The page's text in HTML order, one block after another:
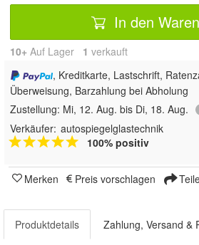
In den
10+ Auf Lager 1 verkauft
, Kreditkarte, Lastschrift,
Überweisung, Barzahlung bei Abholung
Zustellung: Mi, 12. Aug. bis Di, 18. Aug.
Verkäufer: autospiegelglastechnik
100% positiv
Merken Preis vorschlagen
Produktdetails Zahlung, Versand &